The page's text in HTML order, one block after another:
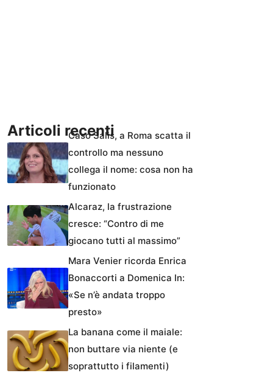
Articoli recentiCaso Salis, a Roma scatta il
controllo ma nessuno
collega il nome: cosa non ha
funzionato
Alcaraz, la frustrazione
cresce: “Contro di me
giocano tutti al massimo”
Mara Venier ricorda Enrica
Bonaccorti a Domenica In:
«Se n’è andata troppo
presto»
La banana come il maiale:
non buttare via niente (e
soprattutto i filamenti)